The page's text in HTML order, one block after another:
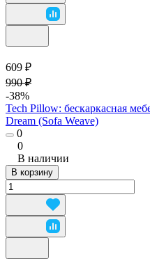
609 ₽
990 ₽
-38%
Tech Pillow: бескаркасная
Dream (Sofa Weave)
0
0
В наличии
В корзину